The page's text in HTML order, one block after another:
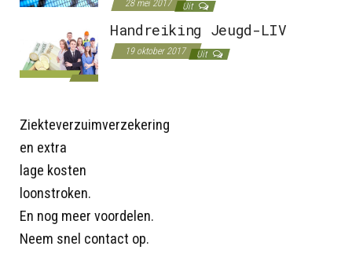
28 mei 2017 Uit
Handreiking Jeugd-LIV
19 oktober 2017 Uit
Ziekteverzuimverzekering
en extra
lage kosten
loonstroken.
En nog meer voordelen.
Neem snel contact op.